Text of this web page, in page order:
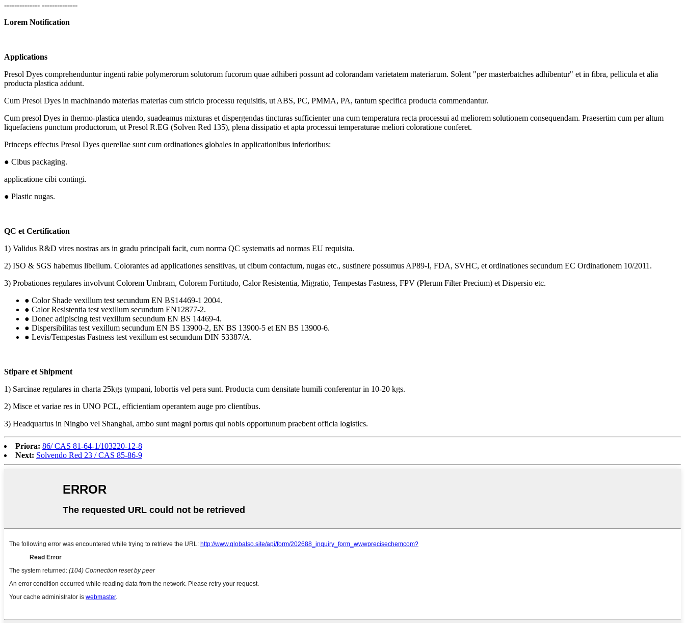
-------------- --------------
Lorem Notification
Applications
Presol Dyes comprehenduntur ingenti rabie polymerorum solutorum fucorum quae adhiberi possunt ad colorandam varietatem materiarum. Solent "per masterbatches adhibentur" et in fibra, pellicula et alia
producta plastica addunt.
Cum Presol Dyes in machinando materias materias cum stricto processu requisitis, ut ABS, PC, PMMA, PA, tantum specifica producta commendantur.
Cum presol Dyes in thermo-plastica utendo, suadeamus mixturas et dispergendas tincturas sufficienter una cum temperatura recta processui ad meliorem solutionem consequendam. Praesertim cum per altum
liquefaciens punctum productorum, ut Presol R.EG (Solven Red 135), plena dissipatio et apta processui temperaturae meliori coloratione conferet.
Princeps effectus Presol Dyes querellae sunt cum ordinationes globales in applicationibus inferioribus:
● Cibus packaging.
applicatione cibi contingi.
● Plastic nugas.
QC et Certification
1) Validus R&D vires nostras ars in gradu principali facit, cum norma QC systematis ad normas EU requisita.
2) ISO & SGS habemus libellum. Colorantes ad applicationes sensitivas, ut cibum contactum, nugas etc., sustinere possumus AP89-I, FDA, SVHC, et ordinationes secundum EC Ordinationem 10/2011.
3) Probationes regulares involvunt Colorem Umbram, Colorem Fortitudo, Calor Resistentia, Migratio, Tempestas Fastness, FPV (Plerum Filter Precium) et Dispersio etc.
● Color Shade vexillum test secundum EN BS14469-1 2004.
● Calor Resistentia test vexillum secundum EN12877-2.
● Donec adipiscing test vexillum secundum EN BS 14469-4.
● Dispersibilitas test vexillum secundum EN BS 13900-2, EN BS 13900-5 et EN BS 13900-6.
● Levis/Tempestas Fastness test vexillum est secundum DIN 53387/A.
Stipare et Shipment
1) Sarcinae regulares in charta 25kgs tympani, lobortis vel pera sunt. Producta cum densitate humili conferentur in 10-20 kgs.
2) Misce et variae res in UNO PCL, efficientiam operantem auge pro clientibus.
3) Headquartus in Ningbo vel Shanghai, ambo sunt magni portus qui nobis opportunum praebent officia logistics.
Priora: 86/ CAS 81-64-1/103220-12-8
Next: Solvendo Red 23 / CAS 85-86-9